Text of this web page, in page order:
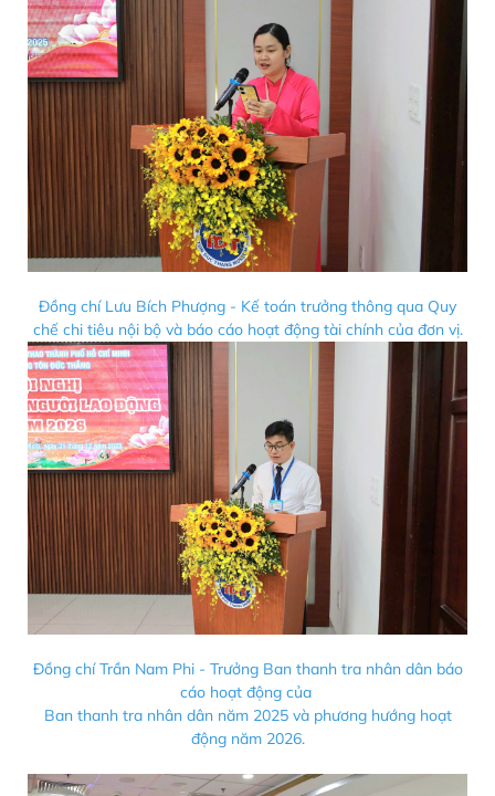
Đồng chí Lưu Bích Phượng - Kế toán trưởng thông qua Quy
chế chi tiêu nội bộ và báo cáo hoạt động tài chính của đơn vị.
Đồng chí Trần Nam Phi - Trưởng Ban thanh tra nhân dân báo
cáo hoạt động của
Ban thanh tra nhân dân năm 2025 và phương hướng hoạt
động năm 2026.